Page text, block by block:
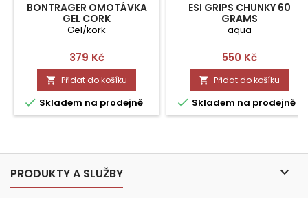
BONTRAGER OMOTÁVKA
GEL CORK
Gel/kork
Cena
379 Kč
 Přidat do košíku
 Skladem na prodejně
ESI GRIPS CHUNKY 60
GRAMS
aqua
Cena
550 Kč
 Přidat do košíku
 Skladem na prodejně
PRODUKTY A SLUŽBY 